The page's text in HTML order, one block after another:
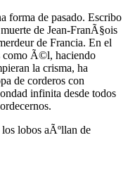
forma de pasado. Escribo
de Jean-FranÃ§ois
de Francia. En el
como Ã©l, haciendo
la crisma, ha
de corderos con
infinita desde todos
lobos aÃºllan de